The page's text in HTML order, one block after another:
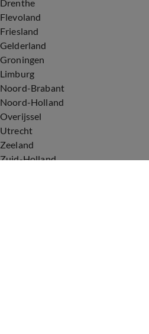
Drenthe
Flevoland
Friesland
Gelderland
Groningen
Limburg
Noord-Brabant
Noord-Holland
Overijssel
Utrecht
Zeeland
Zuid-Holland